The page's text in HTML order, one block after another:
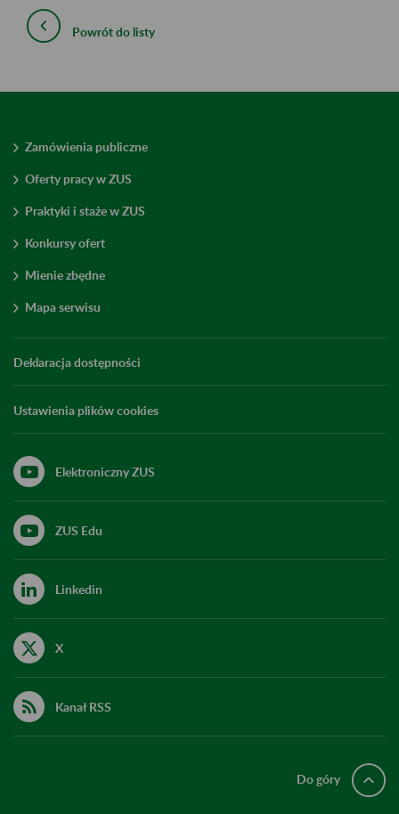
Powrót do listy
Zamówienia publiczne
Oferty pracy w ZUS
Praktyki i staże w ZUS
Konkursy ofert
Mienie zbędne
Mapa serwisu
Deklaracja dostępności
Ustawienia plików cookies
Elektroniczny ZUS
ZUS Edu
Linkedin
X
Kanał RSS
Do góry